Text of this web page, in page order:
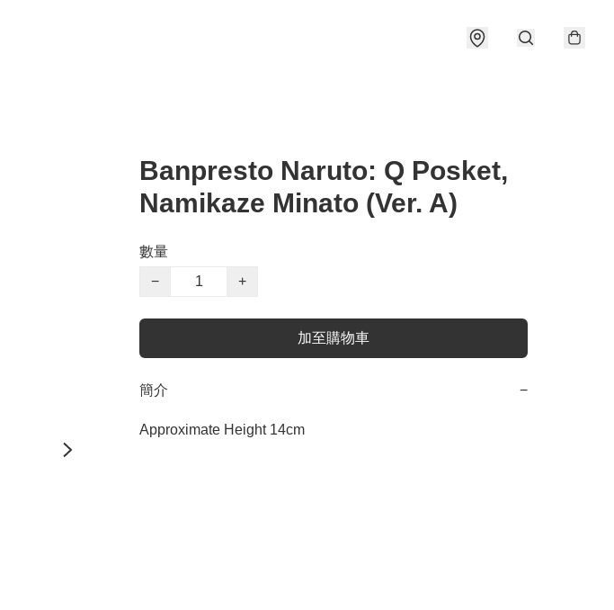
Banpresto Naruto: Q Posket,
Namikaze Minato (Ver. A)
數量
−
+
加至購物車
簡介 −
Approximate Height 14cm